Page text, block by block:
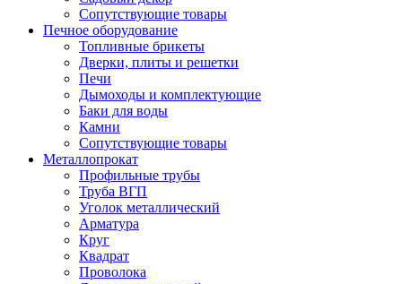
Сопутствующие товары
Печное оборудование
Топливные брикеты
Дверки, плиты и решетки
Печи
Дымоходы и комплектующие
Баки для воды
Камни
Сопутствующие товары
Металлопрокат
Профильные трубы
Труба ВГП
Уголок металлический
Арматура
Круг
Квадрат
Проволока